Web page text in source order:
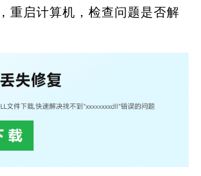
重启计算机，检查问题是否解